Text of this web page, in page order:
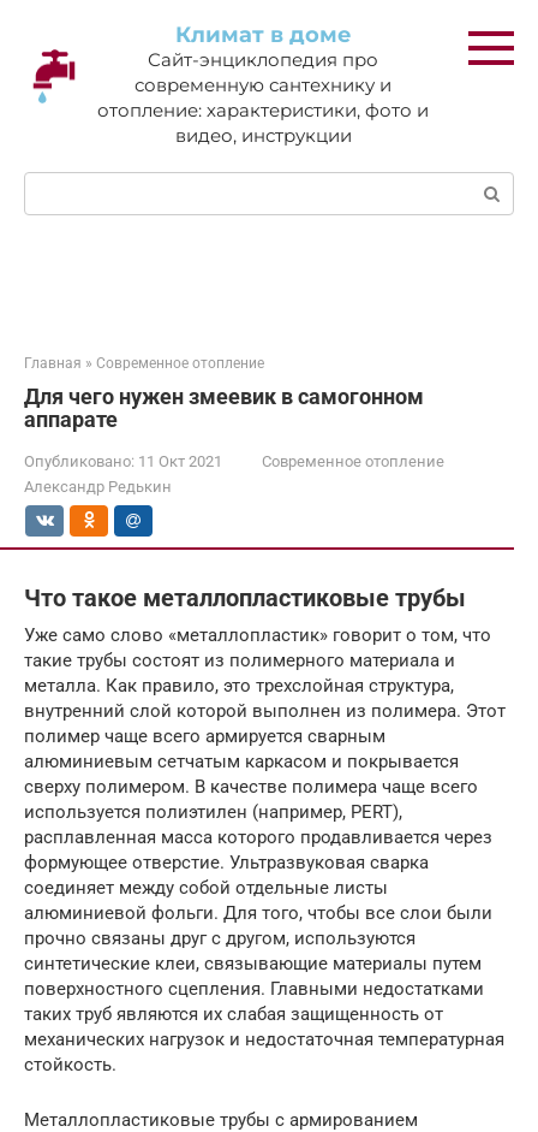
контенту
Климат в доме
Сайт-энциклопедия про
современную сантехнику и
отопление: характеристики, фото и
видео, инструкции
Поиск:
Главная » Современное отопление
Для чего нужен змеевик в самогонном
аппарате
Опубликовано: 11 Окт 2021
Современное отопление
Александр Редькин
Что такое металлопластиковые трубы
Уже само слово «металлопластик» говорит о том, что
такие трубы состоят из полимерного материала и
металла. Как правило, это трехслойная структура,
внутренний слой которой выполнен из полимера. Этот
полимер чаще всего армируется сварным
алюминиевым сетчатым каркасом и покрывается
сверху полимером. В качестве полимера чаще всего
используется полиэтилен (например, PERT),
расплавленная масса которого продавливается через
формующее отверстие. Ультразвуковая сварка
соединяет между собой отдельные листы
алюминиевой фольги. Для того, чтобы все слои были
прочно связаны друг с другом, используются
синтетические клеи, связывающие материалы путем
поверхностного сцепления. Главными недостатками
таких труб являются их слабая защищенность от
механических нагрузок и недостаточная температурная
стойкость.
Металлопластиковые трубы с армированием